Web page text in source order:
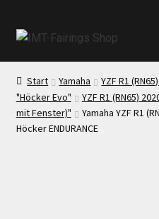
Start
Echtheit von Bewertungen
Start Yamaha YZF R1
"Höcker Evo"
YZF R1 (RN65)
mit Fenster)"
Yamaha YZF R1
Höcker ENDURANCE